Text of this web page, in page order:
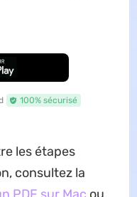
100% sécurisé
les étapes
consultez la